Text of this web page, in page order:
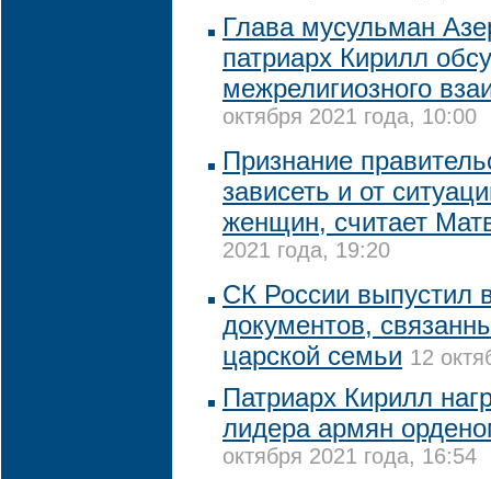
Глава мусульман
патриарх Кирилл
межрелигиозного
октября 2021 года, 10:00
Признание
зависеть и от
женщин, считает
2021 года, 19:20
СК России выпустил
документов,
царской семьи 12
Патриарх Кирилл
лидера армян
октября 2021 года, 16:54